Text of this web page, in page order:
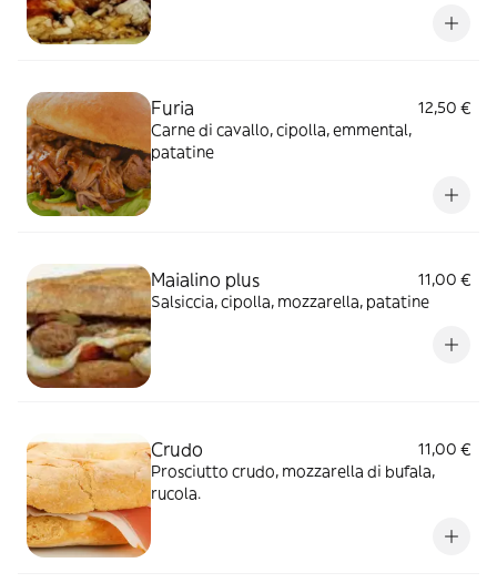
Furia
12,50 €
Carne di cavallo, cipolla, emmental,
patatine
Maialino plus
11,00 €
Salsiccia, cipolla, mozzarella, patatine
Crudo
11,00 €
Prosciutto crudo, mozzarella di bufala,
rucola.